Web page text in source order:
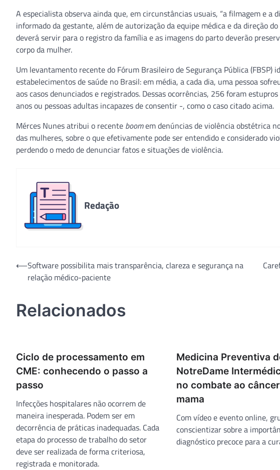
A especialista observa ainda que, em circunstâncias usuais, “a filmagem e
informado da gestante, além de autorização da equipe médica e da direção
deverá servir para o registro da família e as imagens do parto deverão
corpo da mulher.
Um levantamento recente do Fórum Brasileiro de Segurança Pública
estabelecimentos de saúde no Brasil: em média, a cada dia, uma pessoa
aos casos denunciados e registrados. Dessas ocorrências, 256 foram
anos ou pessoas adultas incapazes de consentir -, como o caso citado acima.
Mérces Nunes atribui o recente boomem denúncias de violência obstétrica
das mulheres, sobre o que efetivamente pode ser entendido e considerado
perdendo o medo de denunciar fatos e situações de violência.
Redação
Navegação
⟵Software possibilita mais transparência, clareza e segurança na
relação médico-paciente
Relacionados
Ciclo de processamento em
CME: conhecendo o passo a
passo
Infecções hospitalares não ocorrem de
maneira inesperada. Podem ser em
decorrência de práticas inadequadas. Cada
etapa do processo de trabalho do setor
deve ser realizada de forma criteriosa,
registrada e monitorada.
Medicina Preventiva
NotreDame
no combate ao
mama
Com vídeo e evento online,
conscientizar sobre a
diagnóstico precoce para a